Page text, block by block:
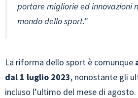
portare migliorie ed innovazioni
mondo dello sport.”
La riforma dello sport è comunque
dal 1 luglio 2023, nonostante gli
incluso l’ultimo del mese di agosto.